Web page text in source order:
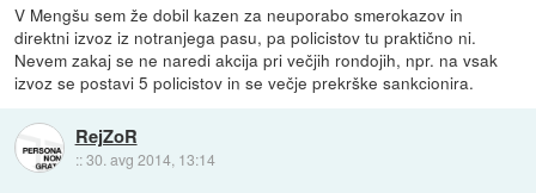
V Mengšu sem že dobil kazen za neuporabo smerokazov in
direktni izvoz iz notranjega pasu, pa policistov tu praktično ni.
Nevem zakaj se ne naredi akcija pri večjih rondojih, npr. na vsak
izvoz se postavi 5 policistov in se večje prekrške sankcionira.
RejZoR
::30. avg 2014, 13:14